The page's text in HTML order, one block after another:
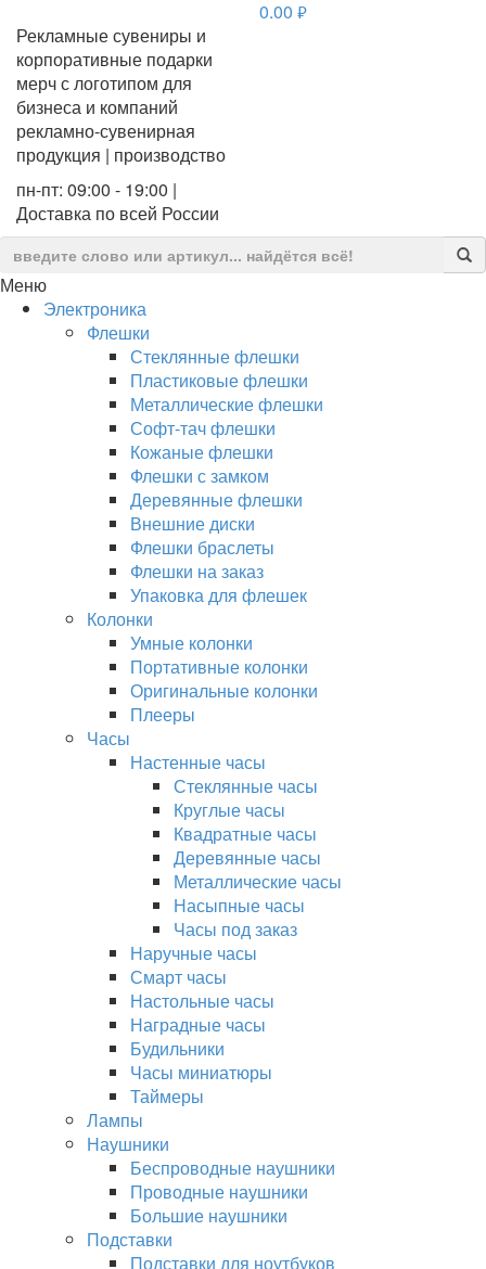
Рекламные сувениры и
корпоративные подарки
мерч с логотипом для
бизнеса и компаний
рекламно-сувенирная
продукция | производство
пн-пт: 09:00 - 19:00 |
Доставка по всей России
0.00 руб.
Меню
Электроника
Флешки
Стеклянные флешки
Пластиковые флешки
Металлические флешки
Софт-тач флешки
Кожаные флешки
Флешки с замком
Деревянные флешки
Внешние диски
Флешки браслеты
Флешки на заказ
Упаковка для флешек
Колонки
Умные колонки
Портативные колонки
Оригинальные колонки
Плееры
Часы
Настенные часы
Стеклянные часы
Круглые часы
Квадратные часы
Деревянные часы
Металлические часы
Насыпные часы
Часы под заказ
Наручные часы
Смарт часы
Настольные часы
Наградные часы
Будильники
Часы миниатюры
Таймеры
Лампы
Наушники
Беспроводные наушники
Проводные наушники
Большие наушники
Подставки
Подставки для ноутбуков